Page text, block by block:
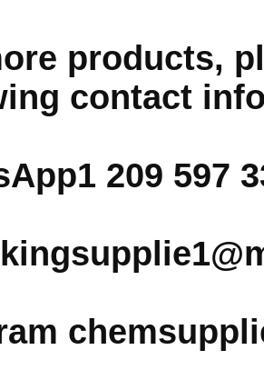
products,
contact
209 597